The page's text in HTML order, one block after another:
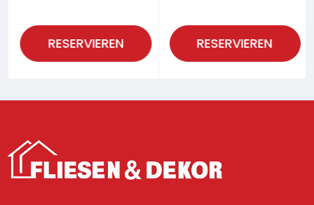
RESERVIEREN RESERVIEREN